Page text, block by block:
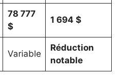
78 777
$
1 694 $
Variable
Réduction
notable